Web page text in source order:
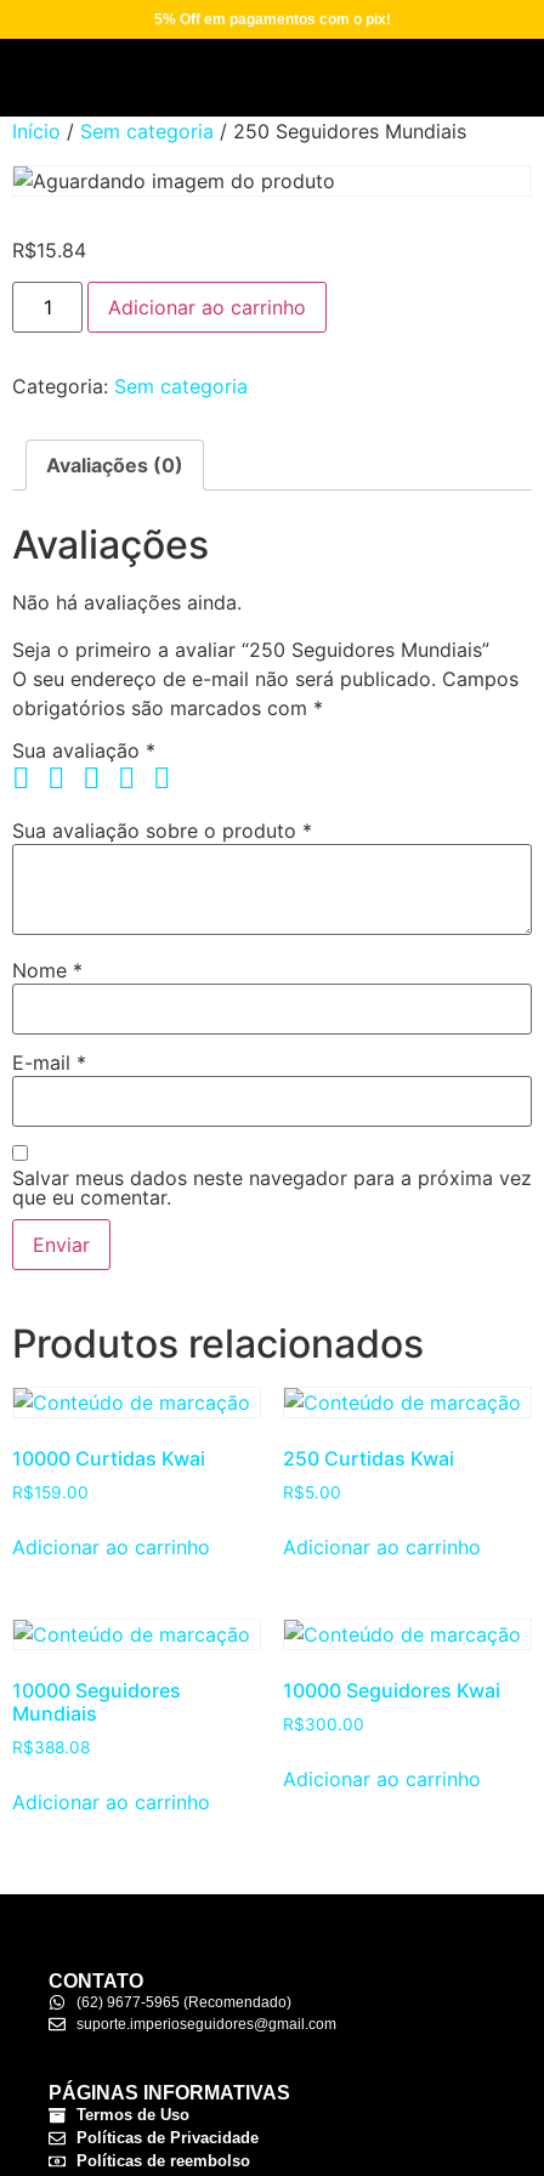
5% Off em pagamentos com o pix!
Início / Sem categoria / 250 Seguidores Mundiais
R$15.84
Adicionar ao carrinho
Categoria: Sem categoria
Avaliações (0)
Avaliações
Não há avaliações ainda.
Seja o primeiro a avaliar “250 Seguidores Mundiais”
O seu endereço de e-mail não será publicado. Campos
obrigatórios são marcados com *
Sua avaliação *
Sua avaliação sobre o produto *
Nome *
E-mail *
Salvar meus dados neste navegador para a próxima vez
que eu comentar.
Produtos relacionados
10000 Curtidas Kwai
R$159.00
Adicionar ao carrinho
250 Curtidas Kwai
R$5.00
Adicionar ao carrinho
10000 Seguidores
Mundiais
R$388.08
Adicionar ao carrinho
10000 Seguidores Kwai
R$300.00
Adicionar ao carrinho
CONTATO
(62) 9677-5965 (Recomendado)
suporte.imperioseguidores@gmail.com
PÁGINAS INFORMATIVAS
Termos de Uso
Políticas de Privacidade
Políticas de reembolso